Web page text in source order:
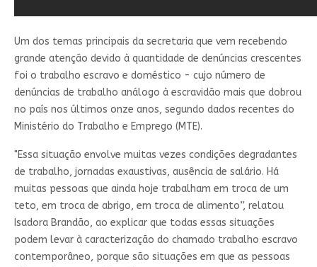
Um dos temas principais da secretaria que vem recebendo
grande atenção devido à quantidade de denúncias crescentes
foi o trabalho escravo e doméstico - cujo número de
denúncias de trabalho análogo à escravidão mais que dobrou
no país nos últimos onze anos, segundo dados recentes do
Ministério do Trabalho e Emprego (MTE).
"Essa situação envolve muitas vezes condições degradantes
de trabalho, jornadas exaustivas, ausência de salário. Há
muitas pessoas que ainda hoje trabalham em troca de um
teto, em troca de abrigo, em troca de alimento”, relatou
Isadora Brandão, ao explicar que todas essas situações
podem levar à caracterização do chamado trabalho escravo
contemporâneo, porque são situações em que as pessoas